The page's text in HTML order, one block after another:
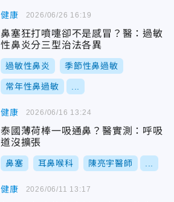
健康
鼻塞狂打噴嚏卻不是感冒？醫：過敏
性鼻炎分三型治法各異
過敏性鼻炎 季節性鼻過敏
常年性鼻過敏
2026/06/26 16:19
健康
泰國薄荷棒一吸通鼻？醫實測：呼吸
道沒擴張
鼻塞 耳鼻喉科 陳亮宇醫師
2026/06/16 13:24
健康 2026/06/11 13:17